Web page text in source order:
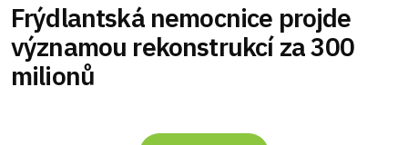
Frýdlantská nemocnice projde
významou rekonstrukcí za 300
milionů